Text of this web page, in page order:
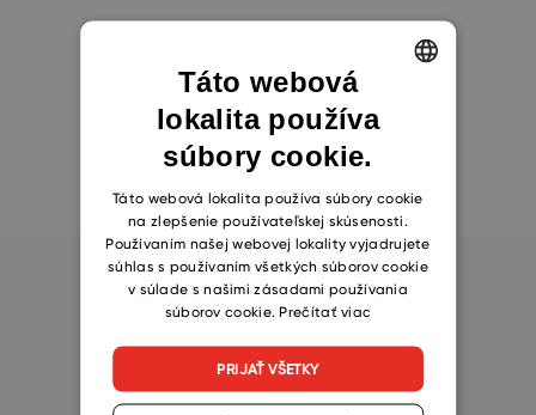
Zvoľte si platformu
ENGLISH
SLOVAK
Táto webová
lokalita používa
súbory cookie.
Táto webová lokalita používa súbory cookie
na zlepšenie používateľskej skúsenosti.
Používaním našej webovej lokality vyjadrujete
súhlas s používaním všetkých súborov cookie
v súlade s našimi zásadami používania
súborov cookie. Prečítať viac
PRIJAŤ VŠETKY